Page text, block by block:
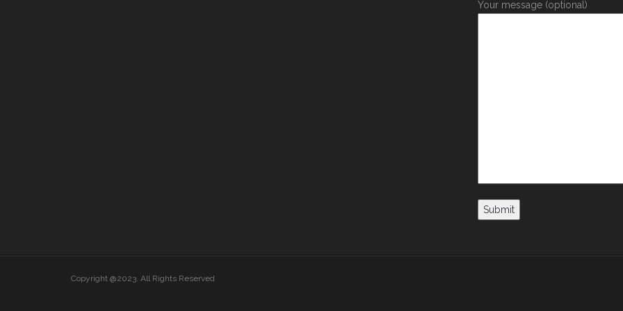
Your message (optional)
Copyright @2023. All Rights Reserved